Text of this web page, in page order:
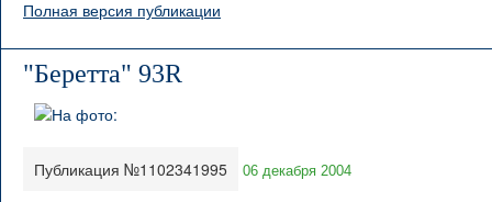
Полная версия публикации
"Беретта" 93R
Публикация №1102341995 06 декабря 2004